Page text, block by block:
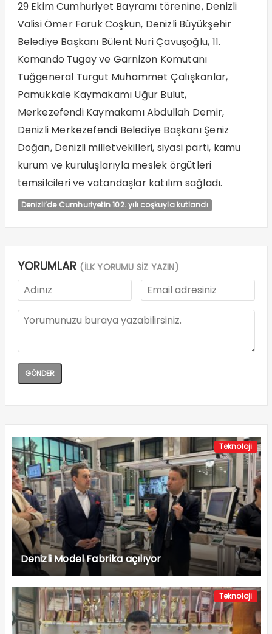
29 Ekim Cumhuriyet Bayramı törenine, Denizli
Valisi Ömer Faruk Coşkun, Denizli Büyükşehir
Belediye Başkanı Bülent Nuri Çavuşoğlu, 11.
Komando Tugay ve Garnizon Komutanı
Tuğgeneral Turgut Muhammet Çalışkanlar,
Pamukkale Kaymakamı Uğur Bulut,
Merkezefendi Kaymakamı Abdullah Demir,
Denizli Merkezefendi Belediye Başkanı Şeniz
Doğan, Denizli milletvekilleri, siyasi parti, kamu
kurum ve kuruluşlarıyla meslek örgütleri
temsilcileri ve vatandaşlar katılım sağladı.
Denizli’de Cumhuriyetin 102. yılı coşkuyla kutlandı
YORUMLAR (İLK YORUMU SİZ YAZIN)
Teknoloji
Denizli Model Fabrika açılıyor
Teknoloji